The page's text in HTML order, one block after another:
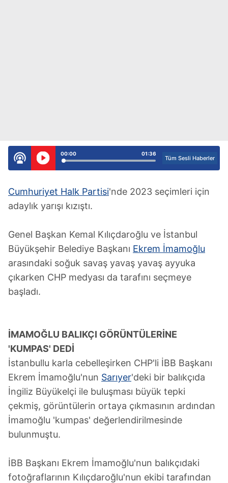
01:36
00:00
Tüm Sesli Haberler
Cumhuriyet Halk Partisi'nde 2023 seçimleri için
adaylık yarışı kızıştı.
Genel Başkan Kemal Kılıçdaroğlu ve İstanbul
Büyükşehir Belediye Başkanı Ekrem İmamoğlu
arasındaki soğuk savaş yavaş yavaş ayyuka
çıkarken CHP medyası da tarafını seçmeye
başladı.
İMAMOĞLU BALIKÇI GÖRÜNTÜLERİNE
'KUMPAS' DEDİ
İstanbullu karla cebelleşirken CHP'li İBB Başkanı
Ekrem İmamoğlu'nun Sarıyer'deki bir balıkçıda
İngiliz Büyükelçi ile buluşması büyük tepki
çekmiş, görüntülerin ortaya çıkmasının ardından
İmamoğlu 'kumpas' değerlendirilmesinde
bulunmuştu.
İBB Başkanı Ekrem İmamoğlu'nun balıkçıdaki
fotoğraflarının Kılıçdaroğlu'nun ekibi tarafından